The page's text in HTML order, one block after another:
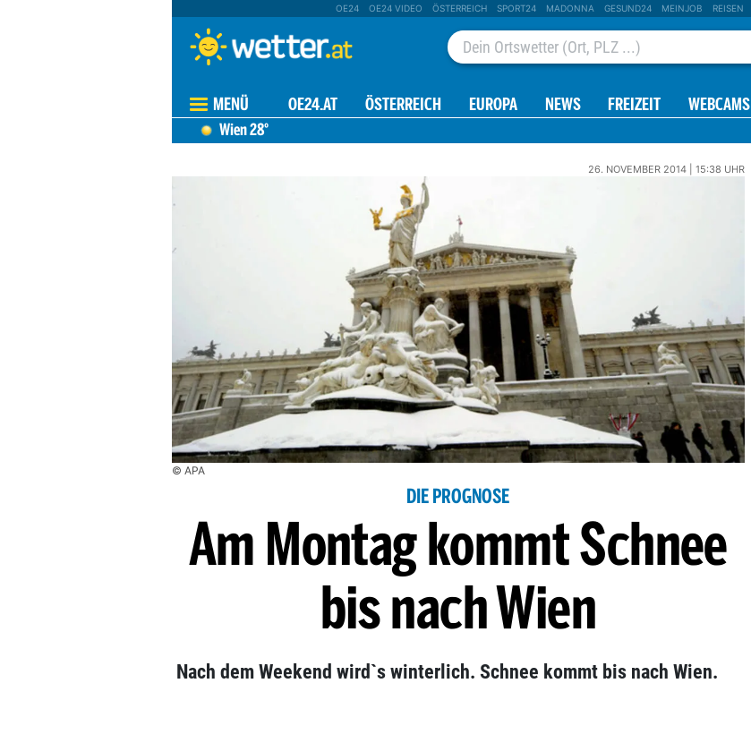
OE24 OE24 VIDEO ÖSTERREICH SPORT24 MADONNA GESUND24 MEINJOB REISEN
MENÜ OE24.AT ÖSTERREICH EUROPA NEWS FREIZEIT WEBCAMS
Wien28°
26. NOVEMBER 2014 | 15:38 UHR
© APA
DIE PROGNOSE
Am Montag kommt Schnee
bis nach Wien
Nach dem Weekend wird`s winterlich. Schnee kommt bis nach Wien.